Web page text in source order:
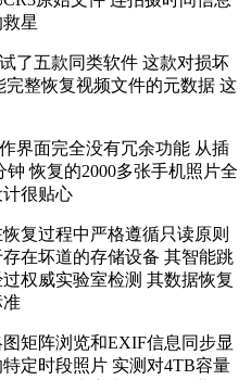
星
了五款同类软件 这款对损坏
整恢复视频文件的元数据 这
界面完全没有冗余功能 从插
恢复的2000多张手机照片全
很贴心
复过程中严格遵循只读原则
在坏道的存储设备 其智能跳
权威实验室检测 其数据恢复
准
矩阵浏览和EXIF信息同步显
定时段照片 实测对4TB容量